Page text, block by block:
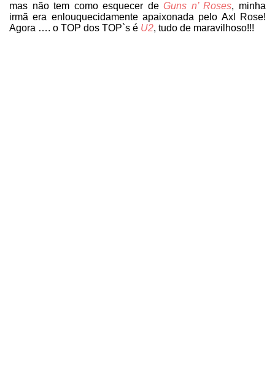
mas não tem como esquecer deGuns n’ Roses, minha
irmã era enlouquecidamente apaixonada pelo Axl Rose!
Agora …. o TOP dos TOP`s é U2, tudo de maravilhoso!!!